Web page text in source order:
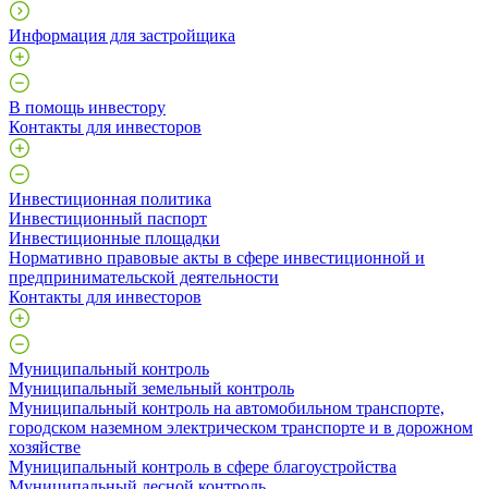
Информация для застройщика
В помощь инвестору
Контакты для инвесторов
Инвестиционная политика
Инвестиционный паспорт
Инвестиционные площадки
Нормативно правовые акты в сфере инвестиционной и
предпринимательской деятельности
Контакты для инвесторов
Муниципальный контроль
Муниципальный земельный контроль
Муниципальный контроль на автомобильном транспорте,
городском наземном электрическом транспорте и в дорожном
хозяйстве
Муниципальный контроль в сфере благоустройства